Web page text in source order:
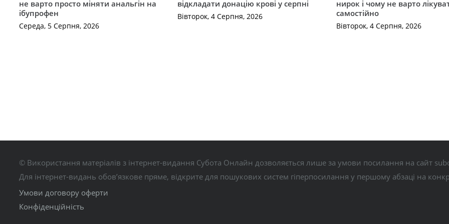
не варто просто міняти анальгін на
ібупрофен
Середа, 5 Серпня, 2026
відкладати донацію крові у серпні
Вівторок, 4 Серпня, 2026
нирок і чому не варто
самостійно
Вівторок, 4 Серпня, 2026
© Використання матеріалів з інтернет-видання Субота Онлайн дозволяється лише за умови посилання на сайт
Для інтернет-видань обов’язкове пряме, відкрите для пошукових систем гіперпосилання у першому абзаці на
Умови договору оферти
Конфіденційність